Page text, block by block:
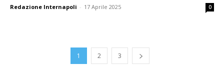
Redazione Internapoli - 17 Aprile 2025 0
1 2 3